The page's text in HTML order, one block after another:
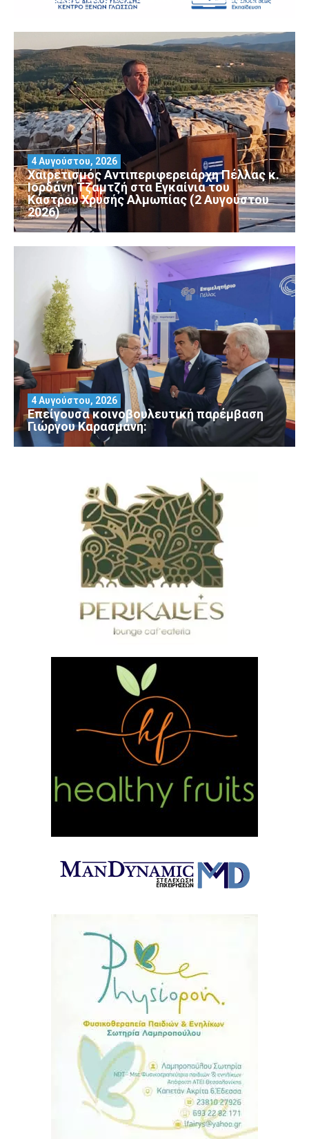
Χαιρετισμός Αντιπεριφερειάρχη Πέλλας κ.
Ιορδάνη Τζαμτζή στα Εγκαίνια του
Κάστρου Χρυσής Αλμωπίας (2 Αυγούστου
2026)
4 Αυγούστου, 2026
Επείγουσα κοινοβουλευτική παρέμβαση
Γιώργου Καρασμάνη:
4 Αυγούστου, 2026